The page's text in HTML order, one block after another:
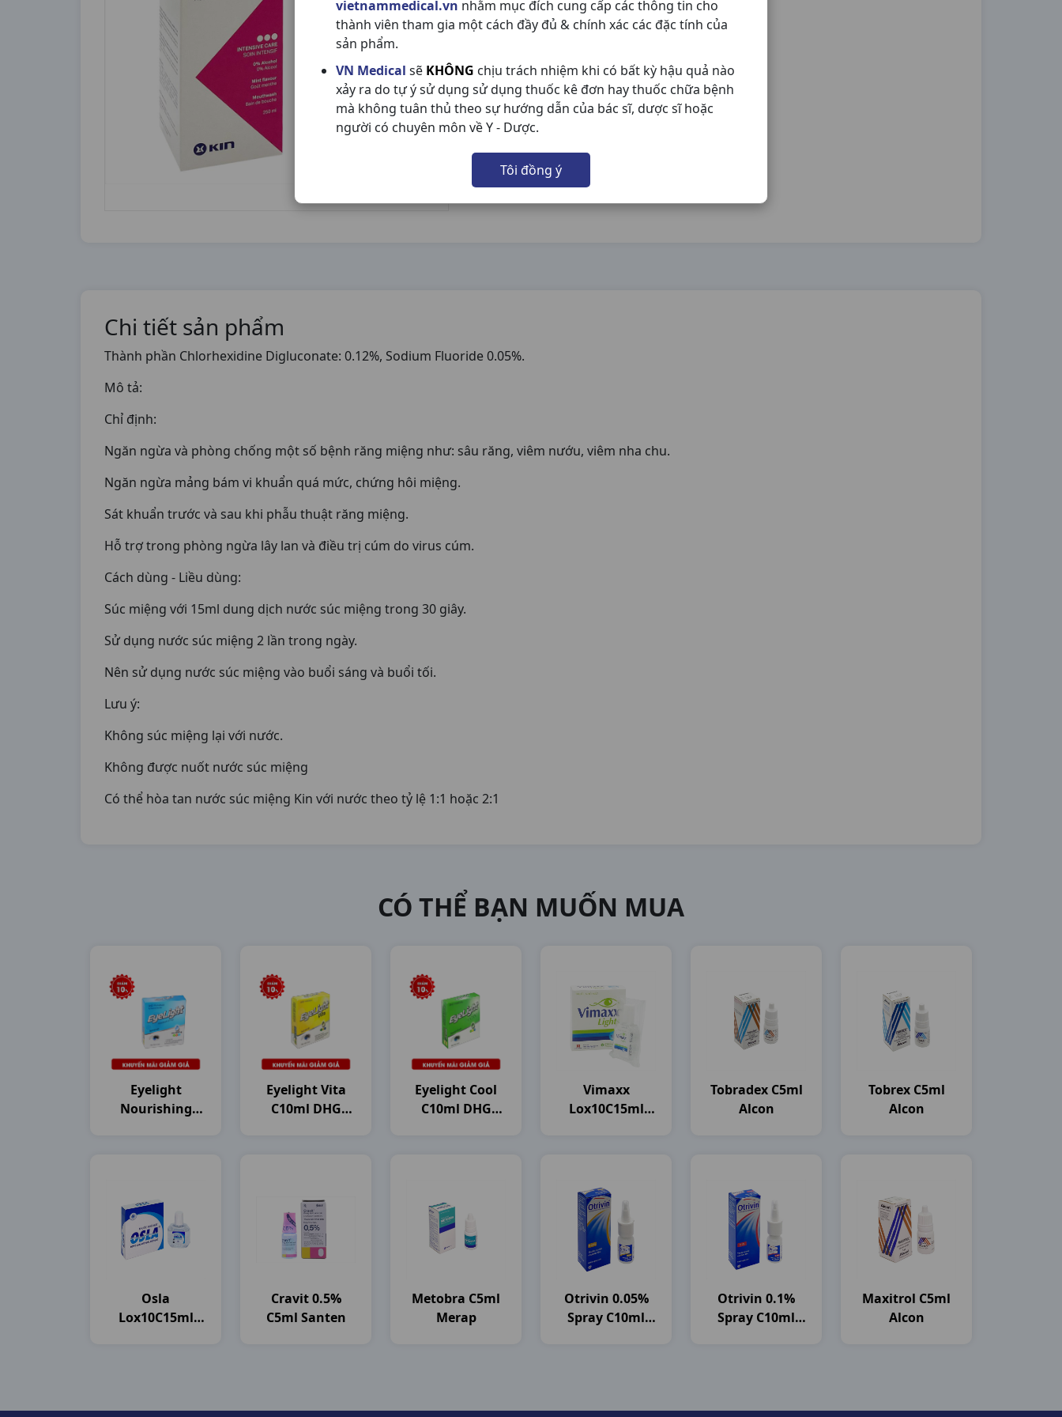
vietnammedical.vn nhằm mục đích cung cấp các thông tin cho
thành viên tham gia một cách đầy đủ & chính xác các đặc tính của
sản phẩm.
VN Medical sẽ KHÔNG chịu trách nhiệm khi có bất kỳ hậu quả nào
xảy ra do tự ý sử dụng sử dụng thuốc kê đơn hay thuốc chữa bệnh
mà không tuân thủ theo sự hướng dẫn của bác sĩ, dược sĩ hoặc
người có chuyên môn về Y - Dược.
Tôi đồng ý
Chi tiết sản phẩm
Thành phần Chlorhexidine Digluconate: 0.12%, Sodium Fluoride 0.05%.
Mô tả:
Chỉ định:
Ngăn ngừa và phòng chống một số bệnh răng miệng như: sâu răng, viêm nướu, viêm nha chu.
Ngăn ngừa mảng bám vi khuẩn quá mức, chứng hôi miệng.
Sát khuẩn trước và sau khi phẫu thuật răng miệng.
Hỗ trợ trong phòng ngừa lây lan và điều trị cúm do virus cúm.
Cách dùng - Liều dùng:
Súc miệng với 15ml dung dịch nước súc miệng trong 30 giây.
Sử dụng nước súc miệng 2 lần trong ngày.
Nên sử dụng nước súc miệng vào buổi sáng và buổi tối.
Lưu ý:
Không súc miệng lại với nước.
Không được nuốt nước súc miệng
Có thể hòa tan nước súc miệng Kin với nước theo tỷ lệ 1:1 hoặc 2:1
CÓ THỂ BẠN MUỐN MUA
Eyelight
Nourishing
Eyelight Vita
C10ml DHG
Eyelight Cool
C10ml DHG
Vimaxx
Lox10C15ml
Tobradex C5ml
Alcon
Tobrex C5ml
Alcon
Osla
Lox10C15ml
Cravit 0.5%
C5ml Santen
Metobra C5ml
Merap
Otrivin 0.05%
Spray C10ml
Otrivin 0.1%
Spray C10ml
Maxitrol C5ml
Alcon